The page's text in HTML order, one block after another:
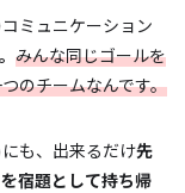
ミュニケーション
みんな同じゴールを
のチームなんです。
も、出来るだけ先
宿題として持ち帰